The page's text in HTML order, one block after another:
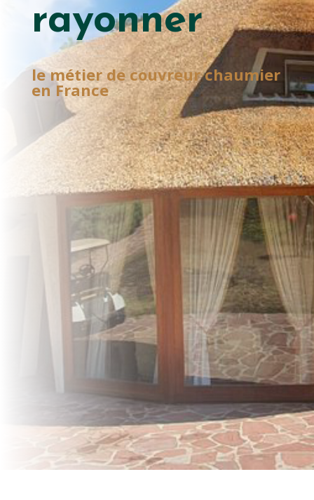
rayonner
le métier de couvreur chaumier
en France